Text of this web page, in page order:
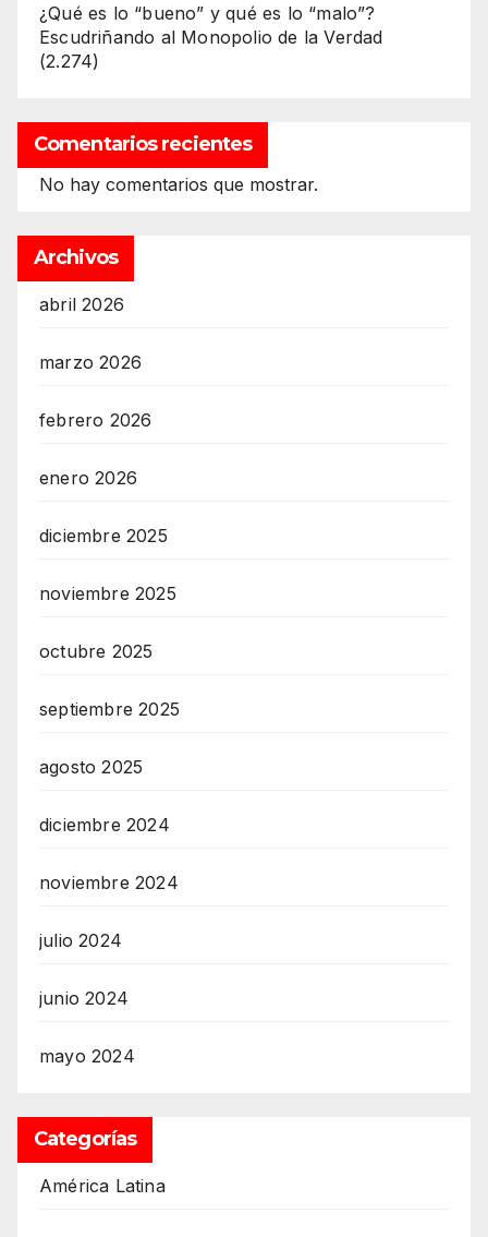
¿Qué es lo “bueno” y qué es lo “malo”?
Escudriñando al Monopolio de la Verdad
(2.274)
Comentarios recientes
No hay comentarios que mostrar.
Archivos
abril 2026
marzo 2026
febrero 2026
enero 2026
diciembre 2025
noviembre 2025
octubre 2025
septiembre 2025
agosto 2025
diciembre 2024
noviembre 2024
julio 2024
junio 2024
mayo 2024
Categorías
América Latina